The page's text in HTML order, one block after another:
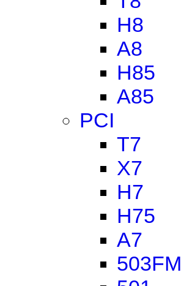
H8
A8
H85
A85
PCI
T7
X7
H7
H75
A7
503FM